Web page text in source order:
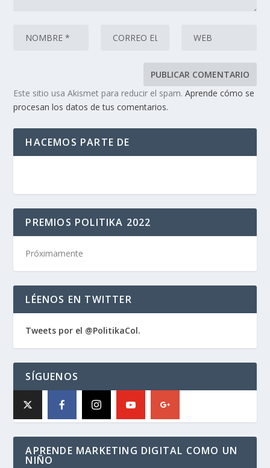
Este sitio usa Akismet para reducir el spam.Aprende cómo se
procesan los datos de tus comentarios.
HACEMOS PARTE DE
PREMIOS POLITIKA 2022
Próximamente
LÉENOS EN TWITTER
Tweets por el @PolitikaCol.
SÍGUENOS
APRENDE MARKETING DIGITAL COMO UN
NIÑO